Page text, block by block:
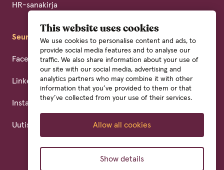
This website uses cookies
We use cookies to personalise content and ads, to
provide social media features and to analyse our
traffic. We also share information about your use of
our site with our social media, advertising and
analytics partners who may combine it with other
information that you’ve provided to them or that
they’ve collected from your use of their services.
Allow all cookies
Show details
HR-sanakirja
Seuraa meitä
Facebook
LinkedIn
Instagram
Uutiskirja